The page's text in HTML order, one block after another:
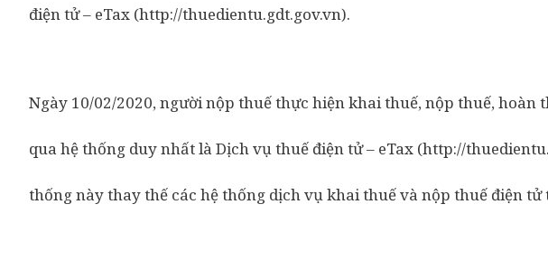
điện tử – eTax (http://thuedientu.gdt.gov.vn).
Ngày 10/02/2020, người nộp thuế thực hiện khai thuế, nộp thuế, hoàn
qua hệ thống duy nhất là Dịch vụ thuế điện tử – eTax (http://
thống này thay thế các hệ thống dịch vụ khai thuế và nộp thuế điện tử